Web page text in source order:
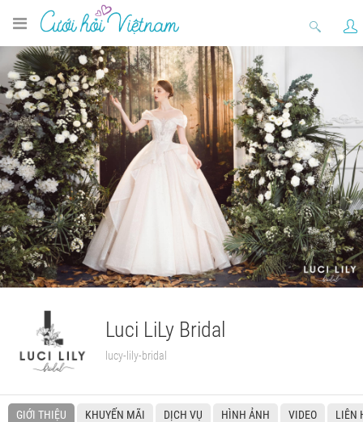
Luci LiLy Bridal
lucy-lily-bridal
GIỚI THIỆU KHUYẾN MÃI DỊCH VỤ HÌNH ẢNH VIDEO LIÊN